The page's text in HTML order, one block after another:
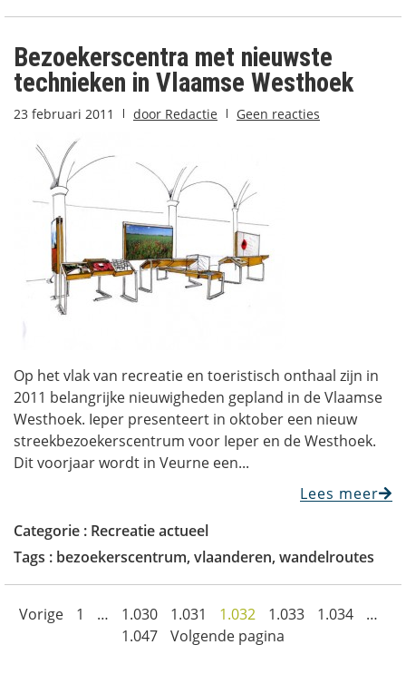
Bezoekerscentra met nieuwste
technieken in Vlaamse Westhoek
23 februari 2011 door Redactie Geen reacties
Op het vlak van recreatie en toeristisch onthaal zijn in
2011 belangrijke nieuwigheden gepland in de Vlaamse
Westhoek. Ieper presenteert in oktober een nieuw
streekbezoekerscentrum voor Ieper en de Westhoek.
Dit voorjaar wordt in Veurne een...
Lees meer
Categorie : Recreatie actueel
Tags : bezoekerscentrum, vlaanderen, wandelroutes
Vorige 1 … 1.030 1.031 1.032 1.033 1.034
…
1.047
Volgende pagina